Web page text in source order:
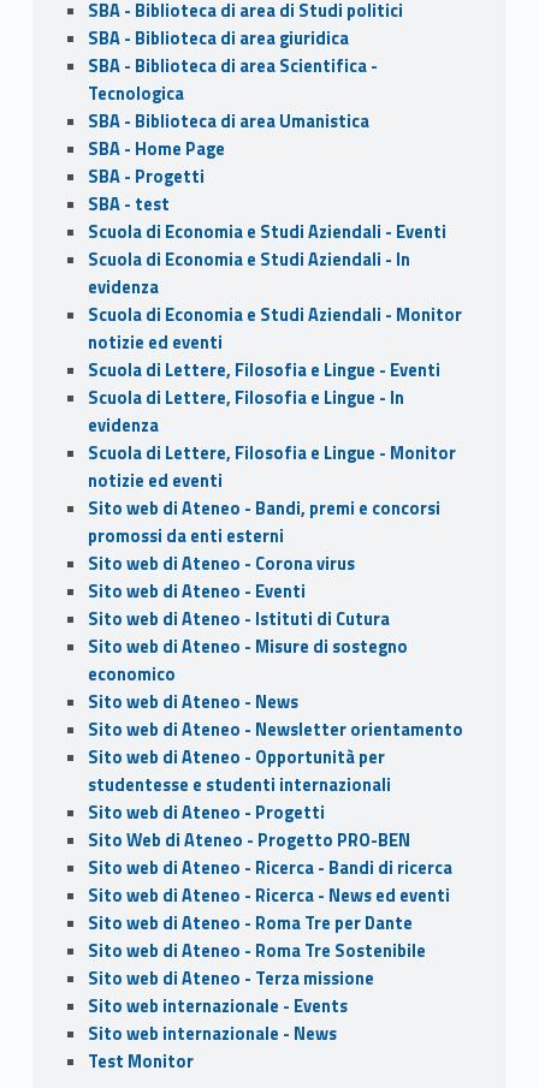
SBA - Biblioteca di area di Studi politici
SBA - Biblioteca di area giuridica
SBA - Biblioteca di area Scientifica -
Tecnologica
SBA - Biblioteca di area Umanistica
SBA - Home Page
SBA - Progetti
SBA - test
Scuola di Economia e Studi Aziendali - Eventi
Scuola di Economia e Studi Aziendali - In
evidenza
Scuola di Economia e Studi Aziendali - Monitor
notizie ed eventi
Scuola di Lettere, Filosofia e Lingue - Eventi
Scuola di Lettere, Filosofia e Lingue - In
evidenza
Scuola di Lettere, Filosofia e Lingue - Monitor
notizie ed eventi
Sito web di Ateneo - Bandi, premi e concorsi
promossi da enti esterni
Sito web di Ateneo - Corona virus
Sito web di Ateneo - Eventi
Sito web di Ateneo - Istituti di Cutura
Sito web di Ateneo - Misure di sostegno
economico
Sito web di Ateneo - News
Sito web di Ateneo - Newsletter orientamento
Sito web di Ateneo - Opportunità per
studentesse e studenti internazionali
Sito web di Ateneo - Progetti
Sito Web di Ateneo - Progetto PRO-BEN
Sito web di Ateneo - Ricerca - Bandi di ricerca
Sito web di Ateneo - Ricerca - News ed eventi
Sito web di Ateneo - Roma Tre per Dante
Sito web di Ateneo - Roma Tre Sostenibile
Sito web di Ateneo - Terza missione
Sito web internazionale - Events
Sito web internazionale - News
Test Monitor